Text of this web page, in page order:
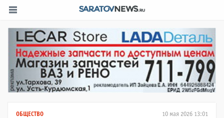
10 мая 2026 13:01
ОБЩЕСТВО